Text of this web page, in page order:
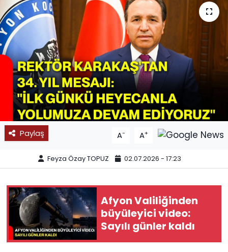
Paylaş A- A+
Feyza Özay TOPUZ 02.07.2026 - 17:23
Afyon Valiliğinden
büyüleyici video:
Sayılı günler kaldı
11:11 MANŞET